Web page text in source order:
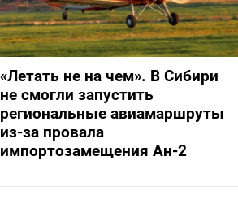
«Летать не на чем». В Сибири
не смогли запустить
региональные авиамаршруты
из-за провала
импортозамещения Ан-2